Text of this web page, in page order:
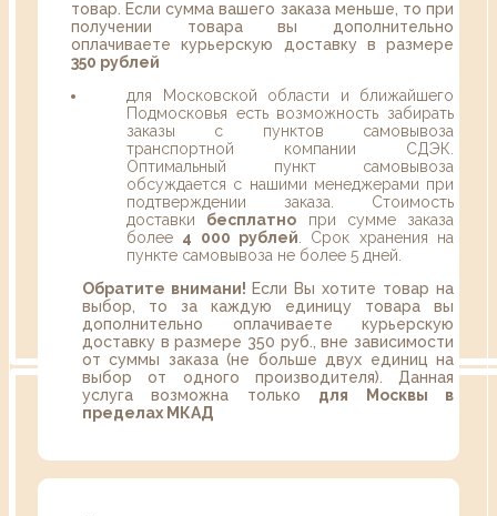
товар. Если сумма вашего заказа меньше, то при
получении товара вы дополнительно
оплачиваете курьерскую доставку в размере
350 рублей
для Московской области и ближайшего
Подмосковья есть возможность забирать
заказы с пунктов самовывоза
транспортной компании СДЭК.
Оптимальный пункт самовывоза
обсуждается с нашими менеджерами при
подтверждении заказа. Стоимость
доставки бесплатно при сумме заказа
более 4 000 рублей . Срок хранения на
пункте самовывоза не более 5 дней.
Обратите внимани! Если Вы хотите товар на
выбор, то за каждую единицу товара вы
дополнительно оплачиваете курьерскую
доставку в размере 350 руб., вне зависимости
от суммы заказа (не больше двух единиц на
выбор от одного производителя). Данная
услуга возможна только для Москвы в
пределах МКАД